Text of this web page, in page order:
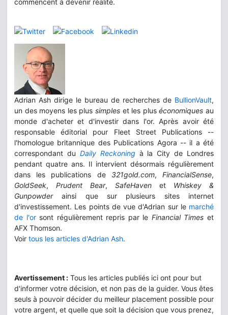
commencent à devenir réalité.
Adrian Ash dirige le bureau de recherches de BullionVault,
un des moyens les plus simples et les pluséconomiquesau
monde d'acheter et d'investir dans l'or. Après avoir été
responsable éditorial pour Fleet Street Publications --
l'homologue britannique des Publications Agora -- il a été
correspondant du Daily Reckoning à la City de Londres
pendant quatre ans. Il intervient désormais régulièrement
dans les publications de 321gold.com,FinancialSense,
GoldSeek, Prudent Bear, SafeHaven et Whiskey &
Gunpowderainsi que sur plusieurs sites internet
d'investissement. Les points de vue d'Adrian sur le marché
de l'orsont régulièrement repris par le Financial Times et
AFX Thomson.
Voir tous les articles d'Adrian Ash.
Avertissement : Tous les articles publiés ici ont pour but
d'informer votre décision, et non pas de la guider. Vous êtes
seuls à pouvoir décider du meilleur placement possible pour
votre argent, et quelle que soit la décision que vous prenez,